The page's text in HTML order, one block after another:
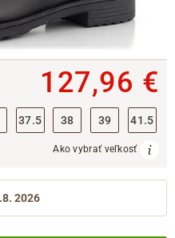
127,96 €
37.5 38 39 41.5
Ako vybrať veľkosť
2026